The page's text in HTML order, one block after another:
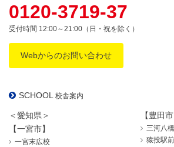
0120-3719-37
受付時間 12:00～21:00（日・祝を除く）
Webからのお問い合わせ
SCHOOL 校舎案内
＜愛知県＞
【一宮市】
一宮末広校
【豊田市
三河八
猿投駅